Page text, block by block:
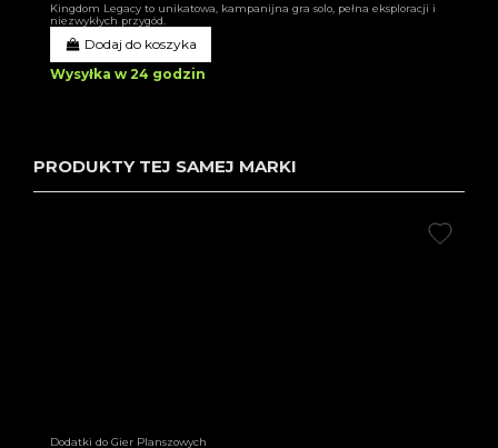
Kingdom Legacy to unikatowa, kampanijna gra solo, pełna eksploracji i
niezwykłych przygód.
Dodaj do koszyka
Wysyłka w 24 godzin
PRODUKTY TEJ SAMEJ MARKI
Dodatki do Gier Planszowych